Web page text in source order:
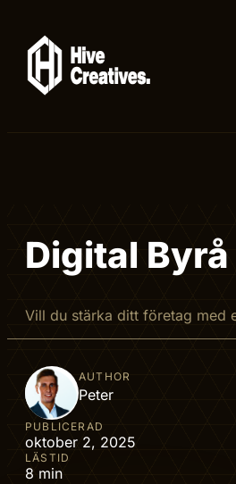
Digital
Vill du stärka ditt företag med
AUTHOR
Peter
PUBLICERAD
oktober 2, 2025
LÄSTID
8 min